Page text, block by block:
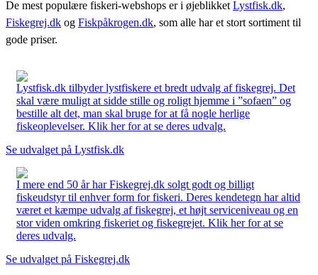
De mest populære fiskeri-webshops er i øjeblikket Lystfisk.dk,
Fiskegrej.dk og Fiskpåkrogen.dk, som alle har et stort sortiment til
gode priser.
Lystfisk.dk tilbyder lystfiskere et bredt udvalg af fiskegrej. Det
skal være muligt at sidde stille og roligt hjemme i ”sofaen” og
bestille alt det, man skal bruge for at få nogle herlige
fiskeoplevelser. Klik her for at se deres udvalg.
Se udvalget på Lystfisk.dk
I mere end 50 år har Fiskegrej.dk solgt godt og billigt
fiskeudstyr til enhver form for fiskeri. Deres kendetegn har altid
været et kæmpe udvalg af fiskegrej, et højt serviceniveau og en
stor viden omkring fiskeriet og fiskegrejet. Klik her for at se
deres udvalg.
Se udvalget på Fiskegrej.dk